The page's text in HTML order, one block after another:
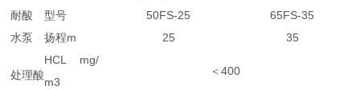
耐酸
水泵
型号 50FS-25
65FS-35
扬程m
25 35
处理酸
HCL mg/
m3
＜400